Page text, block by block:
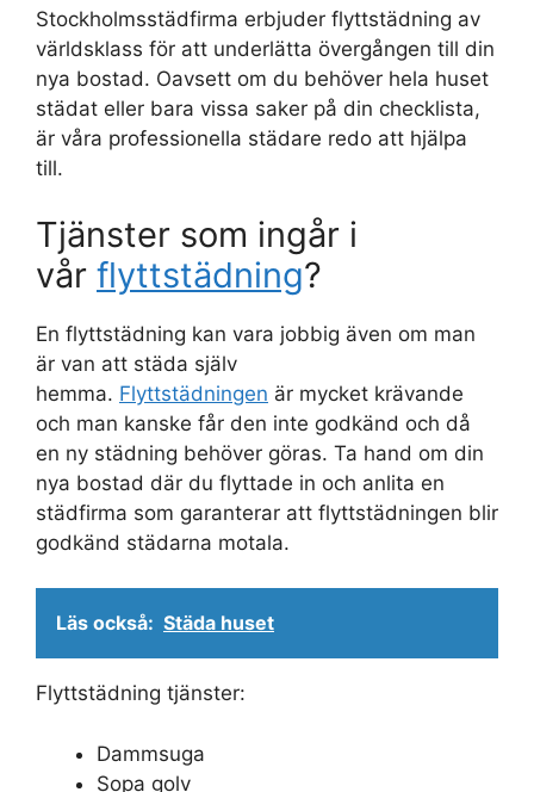
Stockholmsstädfirma erbjuder flyttstädning av
världsklass för att underlätta övergången till din
nya bostad. Oavsett om du behöver hela huset
städat eller bara vissa saker på din checklista,
är våra professionella städare redo att hjälpa
till.
Tjänster som ingår i
vår flyttstädning?
En flyttstädning kan vara jobbig även om man
är van att städa själv
hemma. Flyttstädningen är mycket krävande
och man kanske får den inte godkänd och då
en ny städning behöver göras. Ta hand om din
nya bostad där du flyttade in och anlita en
städfirma som garanterar att flyttstädningen blir
godkänd städarna motala.
Läs också: Städa huset
Flyttstädning tjänster:
Dammsuga
Sopa golv